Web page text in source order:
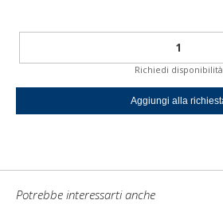
Richiedi disponibilità
Potrebbe interessarti anche